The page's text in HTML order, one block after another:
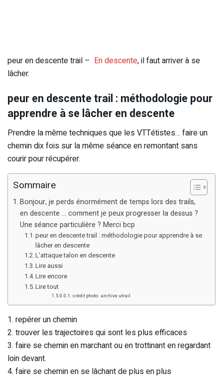
peur en descente trail – En descente, il faut arriver à se
lâcher.
peur en descente trail : méthodologie pour
apprendre à se lâcher en descente
Prendre la même techniques que les VTTétistes… faire un
chemin dix fois sur la même séance en remontant sans
courir pour récupérer.
Sommaire
Bonjour, je perds énormément de temps lors des trails,
en descente … comment je peux progresser la dessus ?
Une séance particulière ? Merci bcp
peur en descente trail : méthodologie pour apprendre à se
lâcher en descente
L’attaque talon en descente
Lire aussi
Lire encore
Lire tout
crédit photo : archive utrail
1. repérer un chemin
2. trouver les trajectoires qui sont les plus efficaces
3. faire se chemin en marchant ou en trottinant en regardant
loin devant.
4. faire se chemin en se lâchant de plus en plus